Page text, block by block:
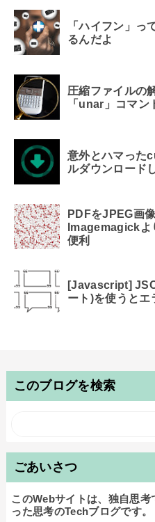
「ハイフン」っ
るんだよ
圧縮ファイルの
「unar」コマン
意外とハマった
ルダウンロード
PDFをJPEG画
Imagemagick
便利
[Javascript]
ート)を使うとエ
このブログを検索
ごあいさつ
このWebサイトは、独自思
った思考のTechブログです。